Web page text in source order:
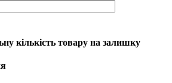
кількість товару на залишку